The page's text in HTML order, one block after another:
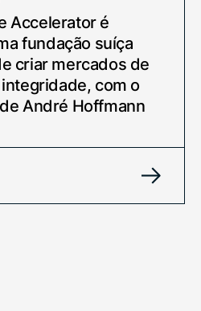
Accelerator é
fundação suíça
criar mercados de
com o
André Hoffmann